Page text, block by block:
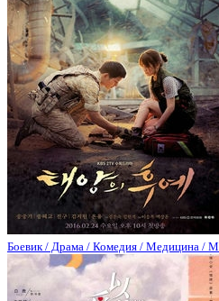
Боевик / Драма / Комедия / Медицина /